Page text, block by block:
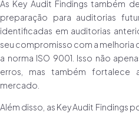
As Key Audit Findings também
preparação para auditorias
identificadas em auditorias
seu compromisso com a
a norma ISO 9001. Isso não
erros, mas também fortalece
mercado.
Além disso, as Key Audit Findings